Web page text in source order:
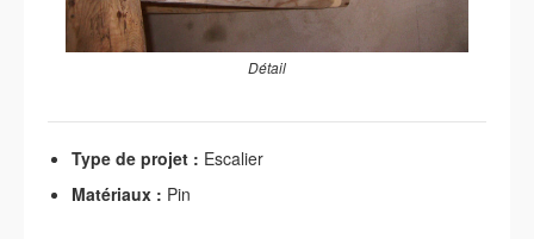
Détail
Type de projet : Escalier
Matériaux : Pin